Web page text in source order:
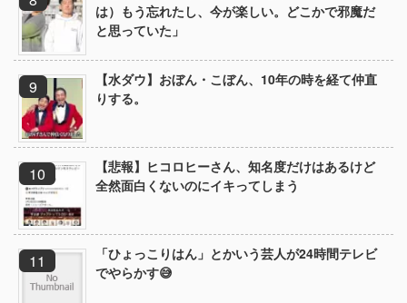
は）もう忘れたし、今が楽しい。どこかで邪魔だ
と思っていた」
【水ダウ】おぼん・こぼん、10年の時を経て仲直
りする。
【悲報】ヒコロヒーさん、知名度だけはあるけど
全然面白くないのにイキってしまう
「ひょっこりはん」とかいう芸人が24時間テレビ
でやらかす😅